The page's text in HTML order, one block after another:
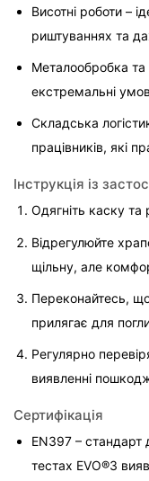
Висотні роботи –
риштуваннях та
Металообробка
екстремальні
Складська
працівників, які
Інструкція із
Одягніть каску та
Відрегулюйте
щільну, але
Переконайтесь,
прилягає для
Регулярно
виявленні
Сертифікація
EN397 –
тестах EVO®3